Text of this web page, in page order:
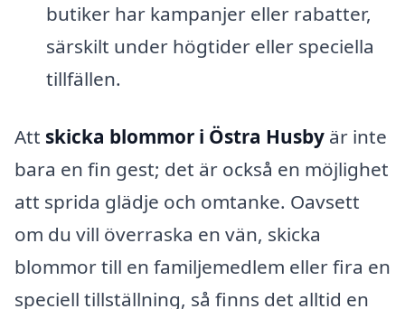
butiker har kampanjer eller rabatter,
särskilt under högtider eller speciella
tillfällen.
Att skicka blommor i Östra Husby är inte
bara en fin gest; det är också en möjlighet
att sprida glädje och omtanke. Oavsett
om du vill överraska en vän, skicka
blommor till en familjemedlem eller fira en
speciell tillställning, så finns det alltid en